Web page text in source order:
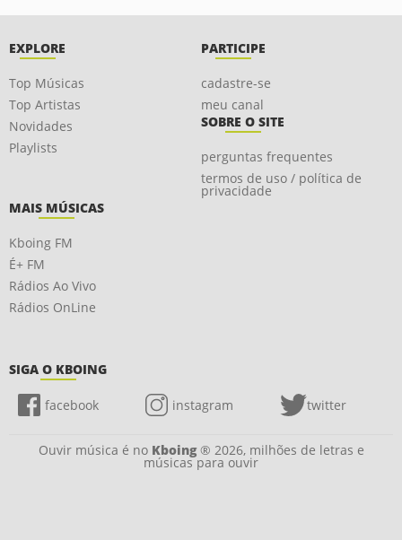
EXPLORE
Top Músicas
Top Artistas
Novidades
Playlists
PARTICIPE
cadastre-se
meu canal
SOBRE O SITE
perguntas frequentes
termos de uso / política de
privacidade
MAIS MÚSICAS
Kboing FM
É+ FM
Rádios Ao Vivo
Rádios OnLine
SIGA O KBOING
facebook instagram twitter
Ouvir música é no Kboing® 2026, milhões de letras e
músicas para ouvir